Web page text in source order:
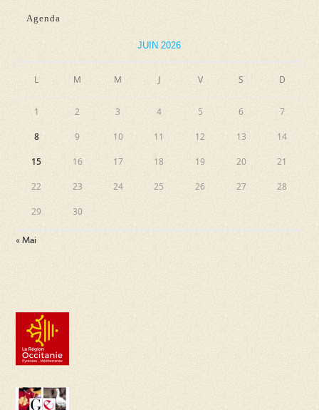
Retrouvées
Agenda
JUIN 2026
L M M J V S D
1 2 3 4 5 6 7
8 9 10 11 12 13 14
15 16 17 18 19 20 21
22 23 24 25 26 27 28
29 30
« Mai